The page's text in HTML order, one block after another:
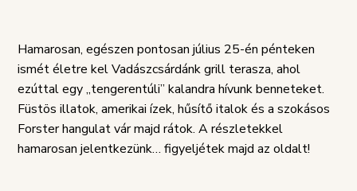
ÁLLÁSAJÁNLATOKSZOLGÁLTATÁSI
TÁJÉKOZTATÓ
HÁZIREND GDPR
Hamarosan, egészen pontosan július 25-én pénteken
ismét életre kel Vadászcsárdánk grill terasza, ahol
ezúttal egy „tengerentúli” kalandra hívunk benneteket.
Füstös illatok, amerikai ízek, hűsítő italok és a szokásos
Forster hangulat vár majd rátok. A részletekkel
hamarosan jelentkezünk… figyeljétek majd az oldalt!